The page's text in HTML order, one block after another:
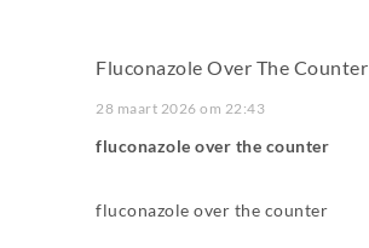
Fluconazole Over The Counter
28 maart 2026 om 22:43
fluconazole over the counter
fluconazole over the counter